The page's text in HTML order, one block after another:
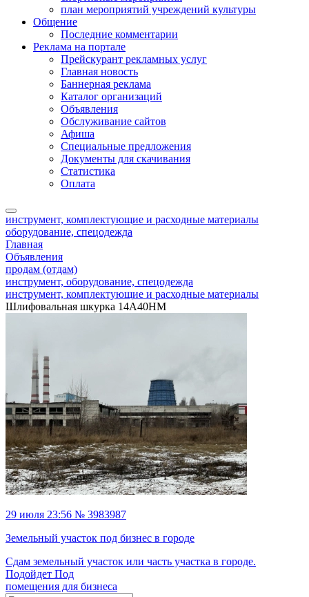
план мероприятий учреждений культуры
Общение
Последние комментарии
Реклама на портале
Прейскурант рекламных услуг
Главная новость
Баннерная реклама
Каталог организаций
Объявления
Обслуживание сайтов
Афиша
Специальные предложения
Документы для скачивания
Статистика
Оплата
инструмент, комплектующие и расходные материалы
оборудование, спецодежда
Главная
Объявления
продам (отдам)
инструмент, оборудование, спецодежда
инструмент, комплектующие и расходные материалы
Шлифовальная шкурка 14А40НМ
29 июля 23:56 № 3983987
Земельный участок под бизнес в городе
Сдам земельный участок или часть участка в городе.
Подойдет Под
помещения для бизнеса